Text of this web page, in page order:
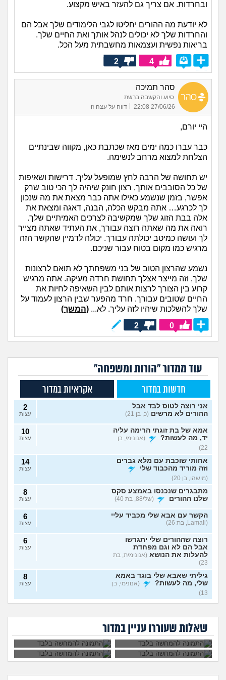
ובחרדות. אם צריך גם להעזר באיש מקצוע.
לא יודעת מה ההורים יחליטו לגבי הלימודים שלך אבל הם
והחרדות שלך לא יכולים לנהל אותך ואת החיים שלך.
בריאות נפשית ועצמאות מחשבתית מעל הכל.
4
2
סהר תמיכה
סיוע והקשבה ברשת
27/06/26 22:08
| דווח על עצה זו
היי יורם,
כבר עברו כמה ימים מאז שכתבת כאן, מקווה שבינתיים
הצלחת למצוא מרחב לנשימה.
יש תחושה של הרבה לחץ שמופעל עליך. דרישות ושאיפות
של כל הסובבים אותך, רצון חונק שיהיה לך הכי טוב שרק
אפשר, בזמן שנשמע כאילו אתה כבר מצאת את מה שנכון
לך לכרגע… אתה מבקש הכלה, הבנה, דאגה ומצאת את
אלה בבת הזוג שלך שמקשיבה לצרכים האמיתיים שלך.
רואה את מה שאתה רוצה עבורך, את העתיד שאתה מצייר
לך ועושה כמיטב יכולתה עבורך. יכולה לדמיין שהקשר הזה
מרגיש כמו מקום בטוח עבור שניכם.
נשמע שהרצון הטוב של בני משפחתך לא תואם לרצונות
שלך, וזה מייצר אצלך תחושת חרדה מעיקה. אתה מרגיש
קרוע בין הצורך לרצות אותם לבין השאיפה לחיות את
החיים שטובים עבורך. חרד מהפער שבין הרצון לעמוד על
שלך להשלכות שיהיו לזה עליך. לא... (המשך)
0
2
עוד ממדור "הורות ומשפחה"
חדשות במדור אקראיות במדור
אני רוצה לטוס לבד אבל
ההורים לא מרשים (כ, בן 21)
2
עצות
אמא של בת זוגתי הרימה עליה
יד, מה לעשות?
(אנונימי, בן
22)
10
עצות
אחותי שוכבת עם מלא גברים
וזה מוריד מהכבוד שלי
(מישהו, בן 20)
14
עצות
מתבגרים שנכנסו באמצע סקס
שלנו ההורים
(שלי88, בת 40)
8
עצות
הקשר עם אבא שלי מכביד עליי
(Lamali, בת 26)
6
עצות
רוצה שההורים שלי יתגרשו
אבל הם לא וגם מפחדת
להעלות את הנושא (אנונימית, בת
23)
6
עצות
גיליתי שאבא שלי בוגד באמא
שלי, מה לעשות?
(אנונימי, בן
13)
8
עצות
אני חושדת שאח שלי עומד
29)
האם מה שאני מרגיש זה הגיוני
ותקין?
(לירון, בן 31)
8
חלום שחוזר על עצמו ילדים
משמעות לחלומות?
(אב
4
שאלות שעוררו עניין במדור
אמא שלי פוגעת בי כי
לעולם. איך
להתמודד?
אמא שלי לוחצת עליי
כל אחת שיש לה
דופק, מה לעשות?
אמא שלי שונאת את
חברה שלי מה
לעשות?
אני אובססיבית לאמא
כבר